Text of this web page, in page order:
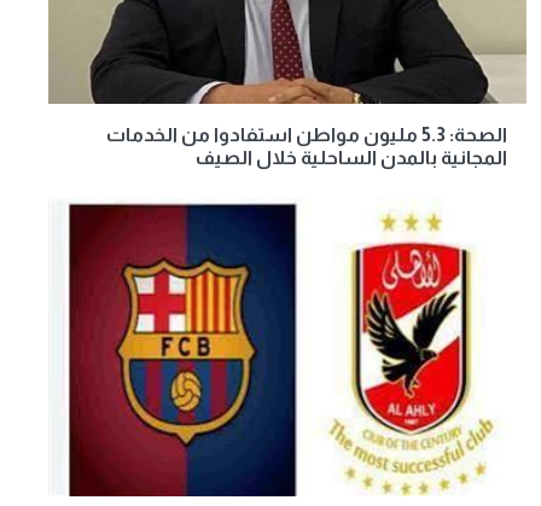
الصحة: 5.3 مليون مواطن استفادوا من الخدمات
المجانية بالمدن الساحلية خلال الصيف